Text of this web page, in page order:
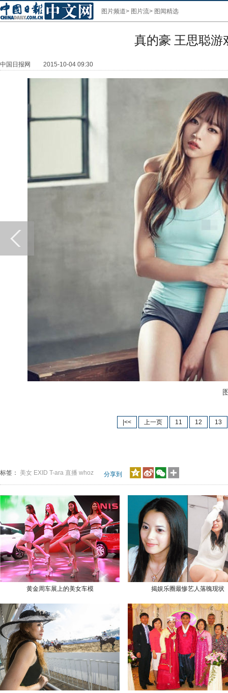
图片频道> 图片流> 图闻精选
真的豪 王思聪游
中国日报网 2015-10-04 09:30
图
|<< 上一页 11 12 13
标签： 美女 EXID T-ara 直播 whoz 分享到
黄金周车展上的美女车模 揭娱乐圈最惨艺人落魄现状